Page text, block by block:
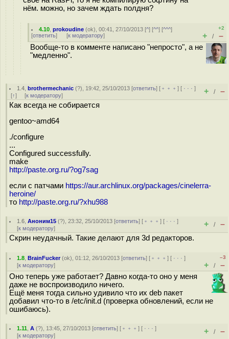
нём. можно, но зачем ждать полдня?
4.10 ,prokoudine (ok), 00:41, 27/10/2013 [^] [^^] [^^^]
[ответить] [к модератору]
+2
+ / –
Вообще-то в комменте написано "непросто", а не
"медленно".
1.4 ,brothermechanic (?), 19:42, 25/10/2013 [ответить] [ ﹢﹢﹢] [ · · ·]
[↑] [к модератору] + / –
Как всегда не собирается
gentoo~amd64
./configure
...
Configured successfully.
make
http://paste.org.ru/?og7sag
если с патчами https://aur.archlinux.org/packages/cinelerra-
heroine/
то http://paste.org.ru/?xhu988
1.6 ,Аноним15 (?), 23:32, 25/10/2013 [ответить] [ ﹢﹢﹢] [ · · ·]
[к модератору] + / –
Скрин неудачный. Такие делают для 3d редакторов.
1.8 ,BrainFucker(ok), 01:12, 26/10/2013 [ответить] [ ﹢﹢﹢] [ · · ·]
[к модератору]
–3
+ / –
Оно теперь уже работает? Давно когда-то оно у меня
даже не воспроизводило ничего.
Ещё меня тогда сильно удивило что их deb пакет
добавил что-то в /etc/init.d (проверка обновлений, если не
ошибаюсь).
1.11 ,A (?), 13:45, 27/10/2013 [ответить] [ ﹢﹢﹢] [ · · ·]
[к модератору] + / –